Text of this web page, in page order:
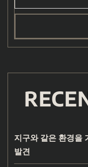
지구와 같은 환경을
발견